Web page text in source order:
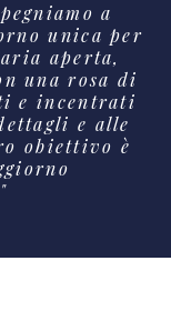
a
unica per
aperta,
una rosa di
e incentrati
e alle
obiettivo è